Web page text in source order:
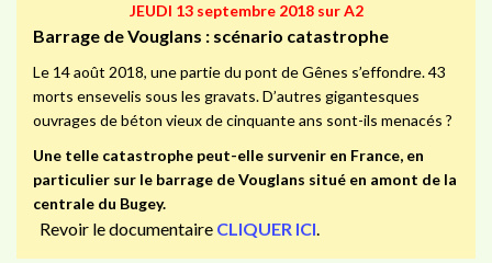
JEUDI 13 septembre 2018 sur A2
Barrage de Vouglans : scénario catastrophe
Le 14 août 2018, une partie du pont de Gênes s’effondre. 43
morts ensevelis sous les gravats. D’autres gigantesques
ouvrages de béton vieux de cinquante ans sont-ils menacés ?
Une telle catastrophe peut-elle survenir en France, en
particulier sur le barrage de Vouglans situé en amont de la
centrale du Bugey.
Revoir le documentaire CLIQUER ICI.